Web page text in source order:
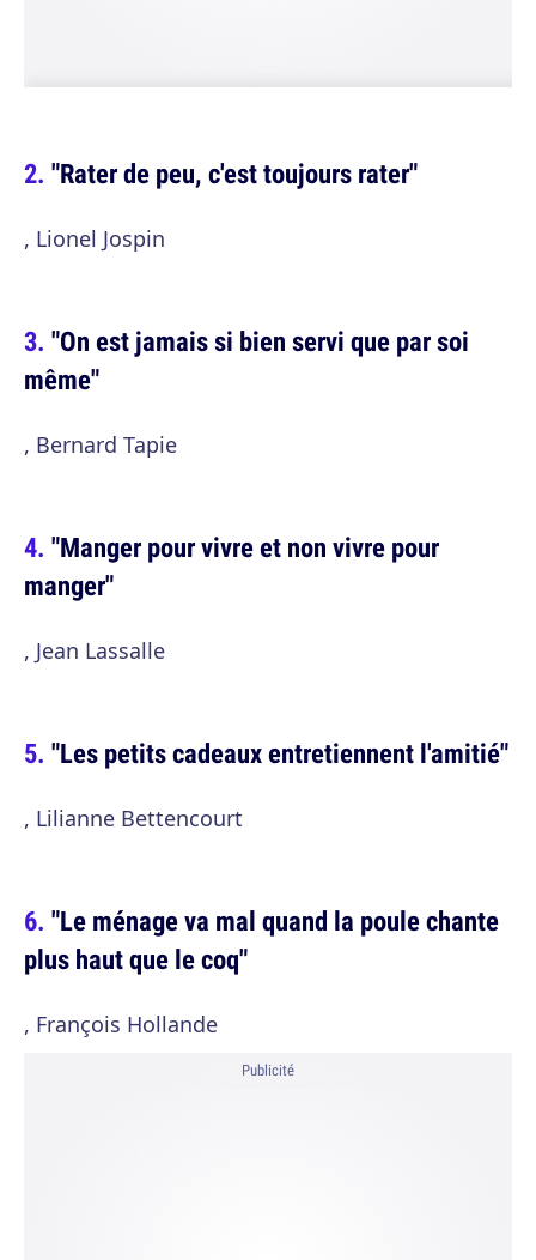
"Rater de peu, c'est toujours rater"
, Lionel Jospin
"On est jamais si bien servi que par soi
même"
, Bernard Tapie
"Manger pour vivre et non vivre pour
manger"
, Jean Lassalle
"Les petits cadeaux entretiennent l'amitié"
, Lilianne Bettencourt
"Le ménage va mal quand la poule chante
plus haut que le coq"
, François Hollande
Publicité